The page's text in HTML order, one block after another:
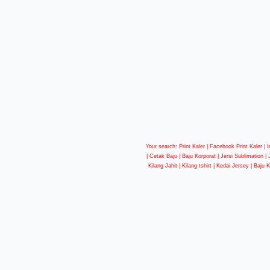
Your search: Print Kaler | Facebook Print Kaler |
| Cetak Baju | Baju Korporat | Jersi Sublimation
Kilang Jahit | Kilang tshirt | Kedai Jersey | Baju